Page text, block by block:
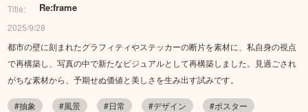
Title: Re:frame
2025/9/28
都市の壁に刻まれたグラフィティやステッカーの断片を素材に、私自身の視点
で再構築し、写真の中で新たなビジュアルとして再構築しました。見過ごされ
がちな素材から、予期せぬ価値と美しさを生み出す試みです。
#抽象 #風景 #日常 #デザイン
#ポスター